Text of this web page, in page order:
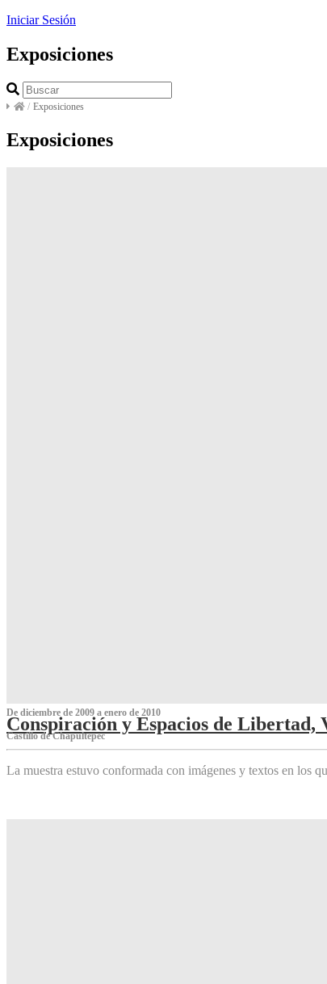
Iniciar Sesión
Exposiciones
/ Exposiciones
Exposiciones
De diciembre de 2009 a enero de 2010
Conspiración y Espacios de
Castillo de Chapultepec
La muestra estuvo conformada con imágenes y textos en los